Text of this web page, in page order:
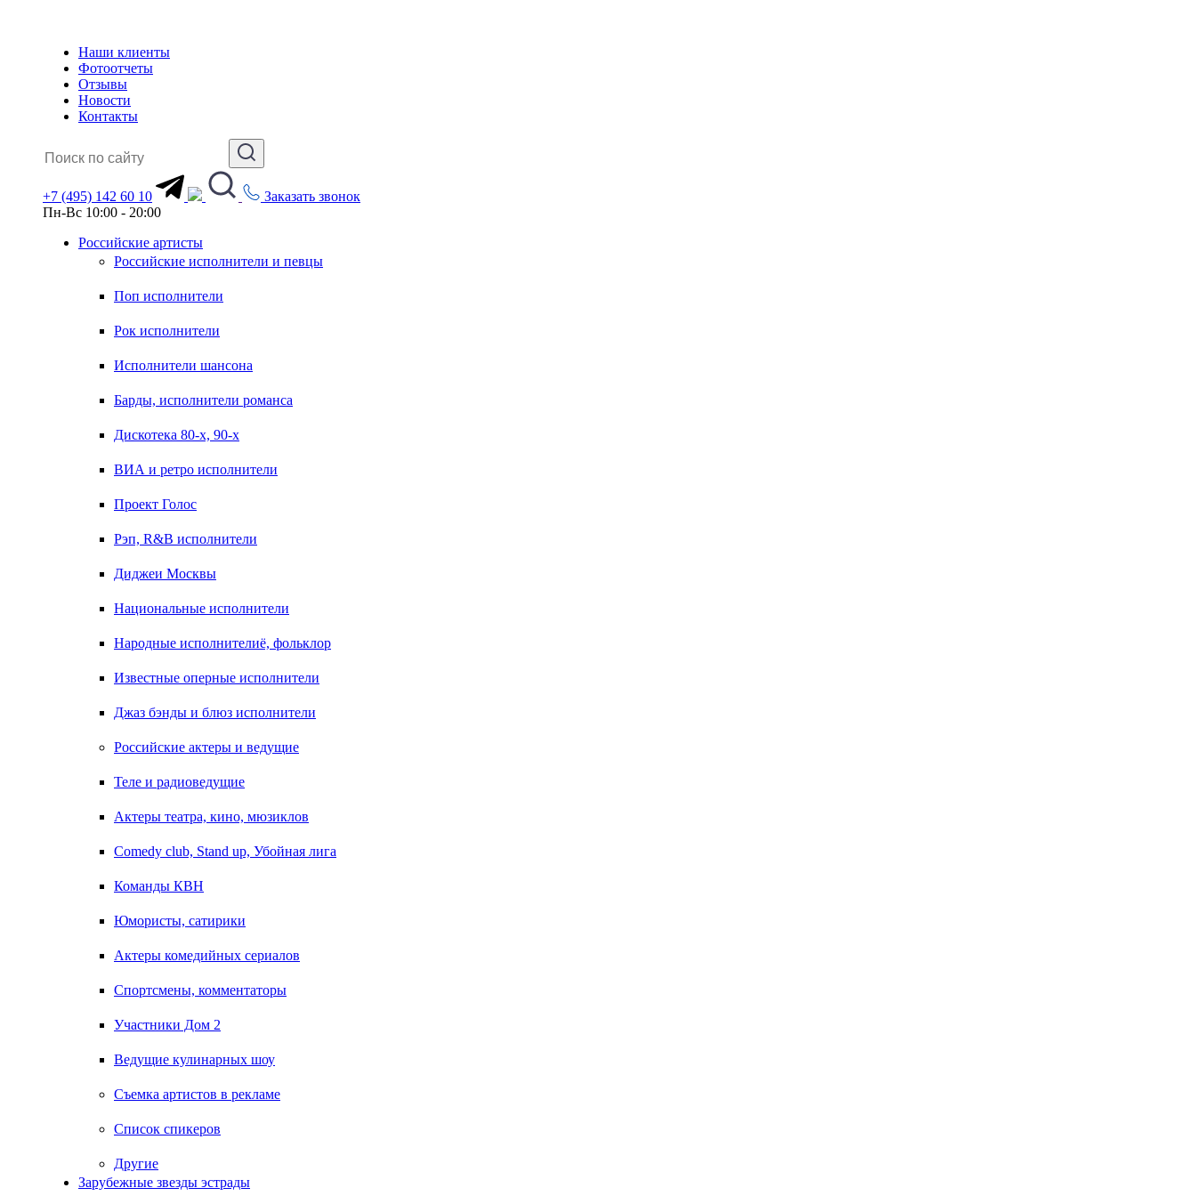
Наши клиенты
Фотоотчеты
Отзывы
Новости
Контакты
+7 (495) 142 60 10
Заказать звонок
Пн-Вс 10:00 - 20:00
Российские артисты
Российские исполнители и певцы
Поп исполнители
Рок исполнители
Исполнители шансона
Барды, исполнители романса
Дискотека 80-х, 90-х
ВИА и ретро исполнители
Проект Голос
Рэп, R&B исполнители
Диджеи Москвы
Национальные исполнители
Народные исполнителиё, фольклор
Известные оперные исполнители
Джаз бэнды и блюз исполнители
Российские актеры и ведущие
Теле и радиоведущие
Актеры театра, кино, мюзиклов
Comedy club, Stand up, Убойная лига
Команды КВН
Юмористы, сатирики
Актеры комедийных сериалов
Спортсмены, комментаторы
Участники Дом 2
Ведущие кулинарных шоу
Съемка артистов в рекламе
Список спикеров
Другие
Зарубежные звезды эстрады